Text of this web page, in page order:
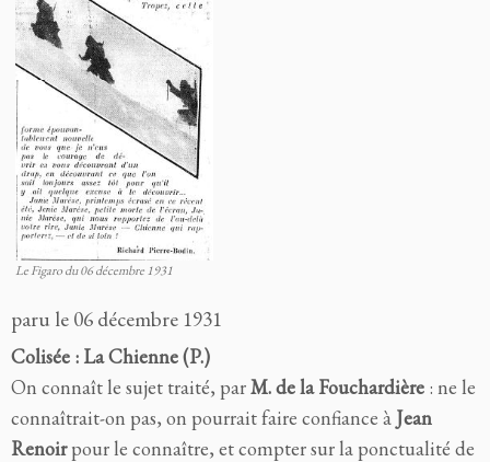
Le Figaro du 06 décembre 1931
paru le 06 décembre 1931
Colisée : La Chienne (P.)
On connaît le sujet traité, parM. de la Fouchardière : ne le
connaîtrait-on pas, on pourrait faire confiance à Jean
Renoirpour le connaître, et compter sur la ponctualité de